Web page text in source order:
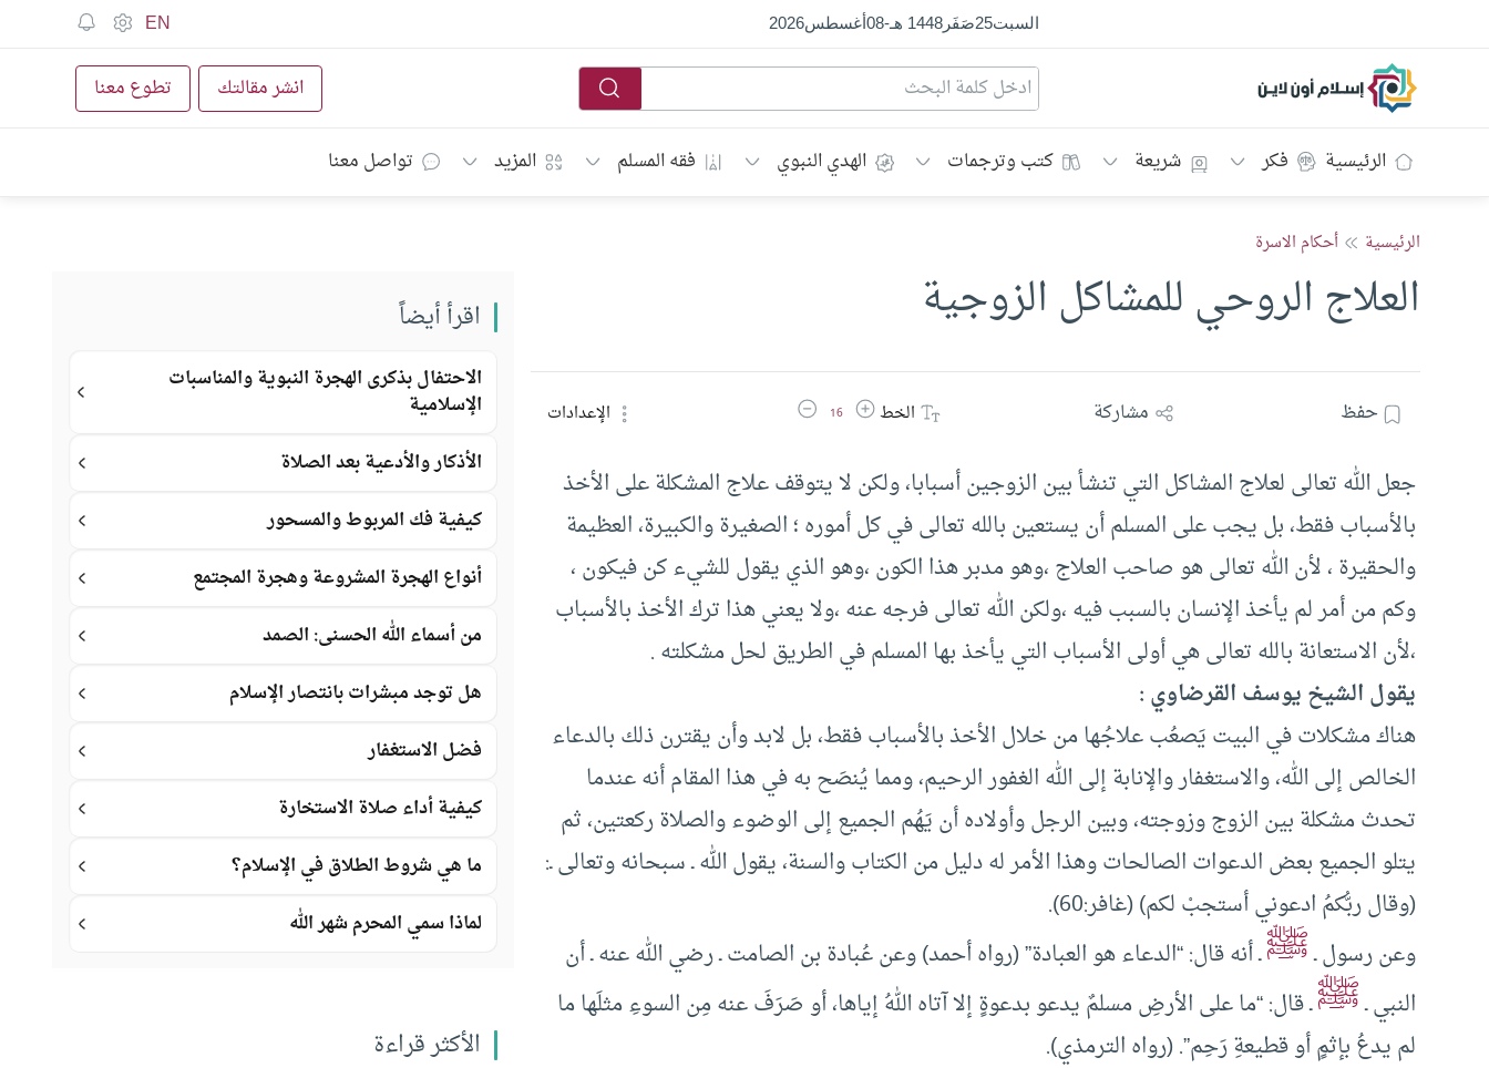
السبت25صَفَر1448 هـ -
08أغسطس2026
EN
إسلام أون لاين انشر مقالتك تطوع معنا
الرئيسية فكر شريعة كتب وترجمات الهدي النبوي فقه المسلم المزيد تواصل معنا
الرئيسية أحكام الاسرة
العلاج الروحي للمشاكل الزوجية
حفظ مشاركة الخطزيادة حجم الخط
16 تقليل حجم الخط الإعدادات
جعل الله تعالى لعلاج المشاكل التي تنشأ بين الزوجين أسبابا، ولكن لا يتوقف علاج المشكلة على الأخذ
بالأسباب فقط، بل يجب على المسلم أن يستعين بالله تعالى في كل أموره ؛ الصغيرة والكبيرة، العظيمة
والحقيرة ، لأن الله تعالى هو صاحب العلاج ،وهو مدبر هذا الكون ،وهو الذي يقول للشيء كن فيكون ،
وكم من أمر لم يأخذ الإنسان بالسبب فيه ،ولكن الله تعالى فرجه عنه ،ولا يعني هذا ترك الأخذ بالأسباب
،لأن الاستعانة بالله تعالى هي أولى الأسباب التي يأخذ بها المسلم في الطريق لحل مشكلته .
يقول الشيخ يوسف القرضاوي :
هناك مشكلات في البيت يَصعُب علاجُها من خلال الأخذ بالأسباب فقط، بل لابد وأن يقترن ذلك بالدعاء
الخالص إلى الله، والاستغفار والإنابة إلى الله الغفور الرحيم، ومما يُنصَح به في هذا المقام أنه عندما
تحدث مشكلة بين الزوج وزوجته، وبين الرجل وأولاده أن يَهُم الجميع إلى الوضوء والصلاة ركعتين، ثم
يتلو الجميع بعض الدعوات الصالحات وهذا الأمر له دليل من الكتاب والسنة، يقول الله ـ سبحانه وتعالى ـ:
(وقال ربُّكمُ ادعوني أستجبْ لكم) (غافر:60).
وعن رسول ـﷺـ أنه قال: “الدعاء هو العبادة” (رواه أحمد) وعن عُبادة بن الصامت ـ رضي الله عنه ـ أن
النبي ـﷺـ قال: “ما على الأرضِ مسلمٌ يدعو بدعوةٍ إلا آتاه اللهُ إياها، أو صَرَفَ عنه مِن السوءِ مثلَها ما
لم يدعُ بإثمٍ أو قطيعةِ رَحِم”. (رواه الترمذي).
اقرأ أيضاً
الاحتفال بذكرى الهجرة النبوية والمناسبات
الإسلامية
الأذكار والأدعية بعد الصلاة
كيفية فك المربوط والمسحور
أنواع الهجرة المشروعة وهجرة المجتمع
من أسماء الله الحسنى: الصمد
هل توجد مبشرات بانتصار الإسلام
فضل الاستغفار
كيفية أداء صلاة الاستخارة
ما هي شروط الطلاق في الإسلام؟
لماذا سمي المحرم شهر الله
الأكثر قراءة